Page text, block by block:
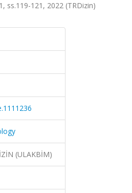
ss.119-121, 2022 (TRDizin)
(ULAKBİM)